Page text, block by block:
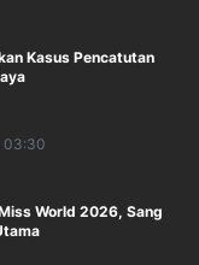
Kasus Pencatutan
03:30
World 2026, Sang